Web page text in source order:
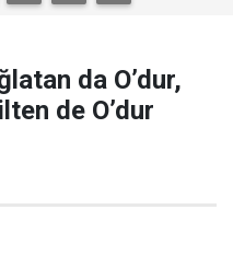
da O’dur,
de O’dur